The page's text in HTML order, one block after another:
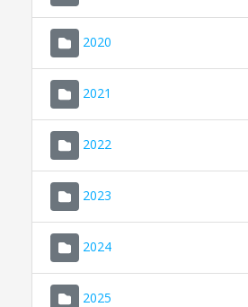
2020
2021
2022
2023
2024
2025